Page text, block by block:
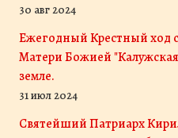
30 авг 2024
Ежегодный Крестный ход
Матери Божией
земле.
31 июл 2024
Святейший Патриарх